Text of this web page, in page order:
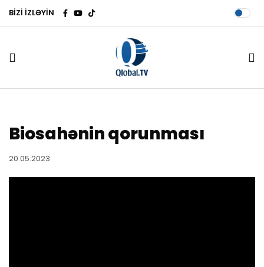
BİZİ İZLƏYİN
Biosahənin qorunması
20.05.2023